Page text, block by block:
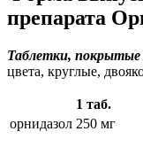
препарата
Таблетки, покрытые
цвета, круглые,
1 таб.
орнидазол 250 мг